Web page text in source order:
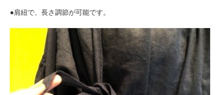
●肩紐で、長さ調節が可能です。